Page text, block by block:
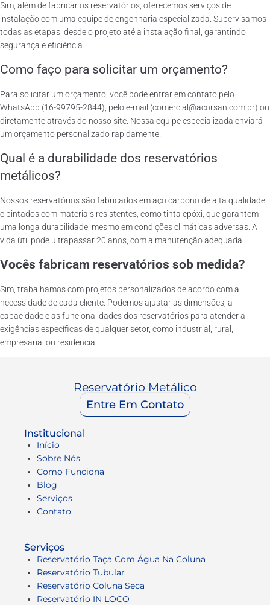
Sim, além de fabricar os reservatórios, oferecemos serviços de
instalação com uma equipe de engenharia especializada. Supervisamos
todas as etapas, desde o projeto até a instalação final, garantindo
segurança e eficiência.
Como faço para solicitar um orçamento?
Para solicitar um orçamento, você pode entrar em contato pelo
WhatsApp (16-99795-2844), pelo e-mail (comercial@acorsan.com.br) ou
diretamente através do nosso site. Nossa equipe especializada enviará
um orçamento personalizado rapidamente.
Qual é a durabilidade dos reservatórios
metálicos?
Nossos reservatórios são fabricados em aço carbono de alta qualidade
e pintados com materiais resistentes, como tinta epóxi, que garantem
uma longa durabilidade, mesmo em condições climáticas adversas. A
vida útil pode ultrapassar 20 anos, com a manutenção adequada.
Vocês fabricam reservatórios sob medida?
Sim, trabalhamos com projetos personalizados de acordo com a
necessidade de cada cliente. Podemos ajustar as dimensões, a
capacidade e as funcionalidades dos reservatórios para atender a
exigências específicas de qualquer setor, como industrial, rural,
empresarial ou residencial.
Reservatório Metálico
Entre Em Contato
Institucional
Início
Sobre Nós
Como Funciona
Blog
Serviços
Contato
Serviços
Reservatório Taça Com Água Na Coluna
Reservatório Tubular
Reservatório Coluna Seca
Reservatório IN LOCO